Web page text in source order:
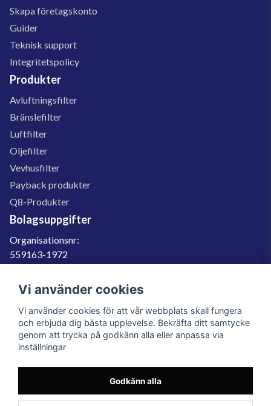
Skapa företagskonto
Guider
Teknisk support
Integritetspolicy
Produkter
Avluftningsfilter
Bränslefilter
Luftfilter
Oljefilter
Vevhusfilter
Payback produkter
Q8-Produkter
Bolagsuppgifter
Organisationsnr:
559163-1972
SE559163197201
060-566 800
info@filter.se
559163-1972
Vi använder cookies
Vi använder cookies för att vår webbplats skall fungera
och erbjuda dig bästa upplevelse. Bekräfta ditt samtycke
genom att trycka på godkänn alla eller anpassa via
inställningar
Godkänn alla